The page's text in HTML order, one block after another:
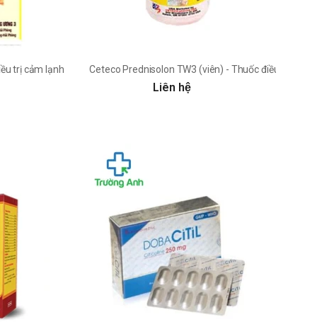
trị cảm lạnh, đau bụng, đầy hơiCeteco Prednisolon TW3 (viên) - Thuốc điều trị viêm
Liên hệ